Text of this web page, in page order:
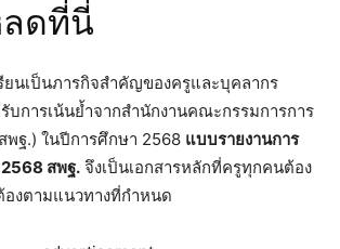
ดที่นี่
ยนเป็นภารกิจสำคัญของครูและบุคลากร
บการเน้นย้ำจากสำนักงานคณะกรรมการการ
ฐ.) ในปีการศึกษา 2568 แบบรายงานการ
สพฐ. จึงเป็นเอกสารหลักที่ครูทุกคนต้อง
งตามแนวทางที่กำหนด